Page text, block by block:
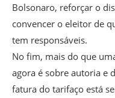
Bolsonaro, reforçar o
convencer o eleitor de
tem responsáveis.
No fim, mais do que
agora é sobre autoria e
fatura do tarifaço está